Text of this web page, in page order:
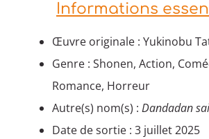
Informations
Œuvre originale : Yukinobu
Genre : Shonen, Action,
Romance, Horreur
Autre(s) nom(s) : Dandadan
Date de sortie : 3 juillet 2025